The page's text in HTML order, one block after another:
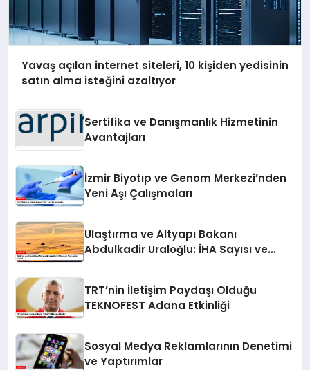
Yavaş açılan internet siteleri, 10 kişiden yedisinin
satın alma isteğini azaltıyor
Sertifika ve Danışmanlık Hizmetinin
Avantajları
İzmir Biyotıp ve Genom Merkezi’nden
Yeni Aşı Çalışmaları
Ulaştırma ve Altyapı Bakanı
Abdulkadir Uraloğlu: İHA Sayısı ve
TRT’nin İletişim Paydaşı Olduğu
TEKNOFEST Adana Etkinliği
Sosyal Medya Reklamlarının Denetimi
ve Yaptırımlar